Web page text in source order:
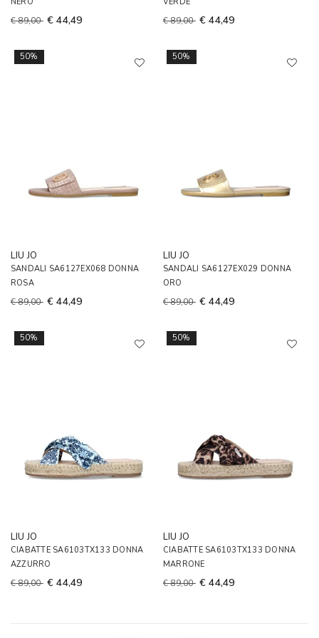
€ 89,00 € 44,49 € 89,00 € 44,49
50%
LIU JO
SANDALI SA6127EX068 DONNA
ROSA
€ 89,00 € 44,49
50%
LIU JO
SANDALI SA6127EX029 DONNA
ORO
€ 89,00 € 44,49
50%
LIU JO
CIABATTE SA6103TX133 DONNA
AZZURRO
€ 89,00 € 44,49
50%
LIU JO
CIABATTE SA6103TX133 DONNA
MARRONE
€ 89,00 € 44,49